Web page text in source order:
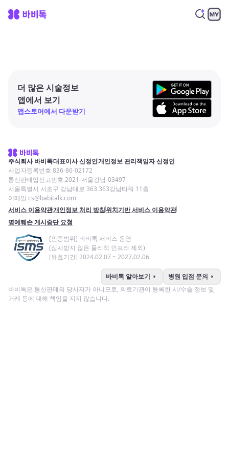
더 많은 시술정보
앱에서 보기
앱스토어에서 다운받기
주식회사 바비톡대표이사 신정인개인정보 관리책임자 신정인
사업자등록번호 836-86-02172
통신판매업신고번호 2021-서울강남-03497
서울특별시 서초구 강남대로 363 363강남타워 11층
이메일 cs@babitalk.com
서비스 이용약관개인정보 처리 방침위치기반 서비스 이용약관
명예훼손 게시중단 요청
[인증범위] 바비톡 서비스 운영
(심사받지 않은 물리적 인프라 제외)
[유효기간] 2024.02.07 ~ 2027.02.06
바비톡 알아보기 arrow_right 병원 입점 문의 arrow_right
바비톡은 통신판매의 당사자가 아니므로, 의료기관이 등록한 시/수술 정보 및
거래 등에 대해 책임을 지지 않습니다.